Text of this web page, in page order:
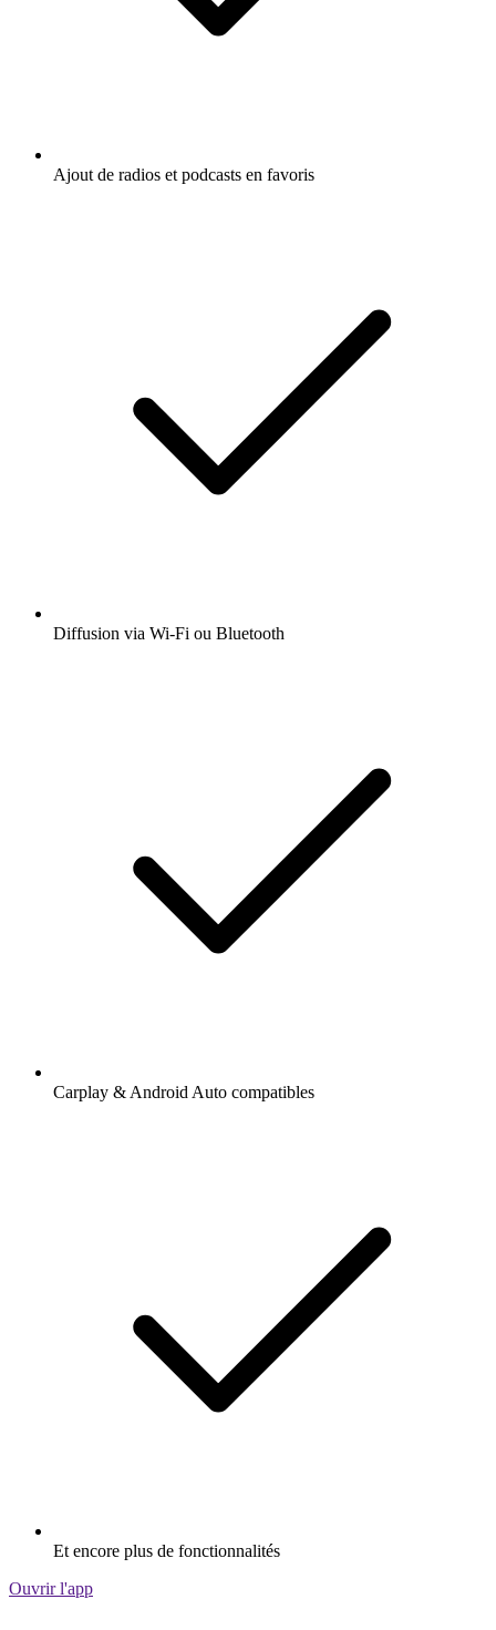
Ajout de radios et podcasts en favoris
Diffusion via Wi-Fi ou Bluetooth
Carplay & Android Auto compatibles
Et encore plus de fonctionnalités
Ouvrir l'app